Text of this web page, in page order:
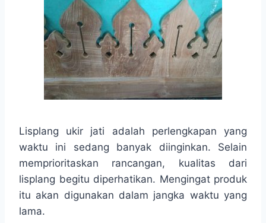
Lisplang ukir jati adalah perlengkapan yang
waktu ini sedang banyak diinginkan. Selain
memprioritaskan rancangan, kualitas dari
lisplang begitu diperhatikan. Mengingat produk
itu akan digunakan dalam jangka waktu yang
lama.